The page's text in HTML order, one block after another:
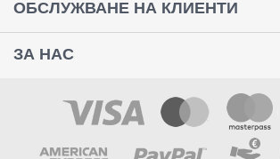
ОБСЛУЖВАНЕ НА КЛИЕНТИ
ЗА НАС